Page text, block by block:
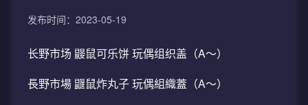
发布时间：2023-05-19
长野市场 鼹鼠可乐饼 玩偶组织盖（A〜）
長野市場 鼴鼠炸丸子 玩偶組織蓋（A〜）